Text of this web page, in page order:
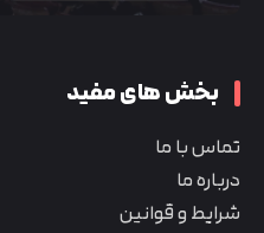
بخش های مفید
تماس با ما
درباره ما
شرایط و قوانین